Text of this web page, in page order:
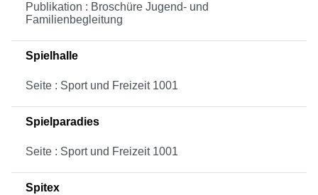
Publikation : Broschüre Jugend- und
Familienbegleitung
Spielhalle
Seite : Sport und Freizeit 1001
Spielparadies
Seite : Sport und Freizeit 1001
Spitex